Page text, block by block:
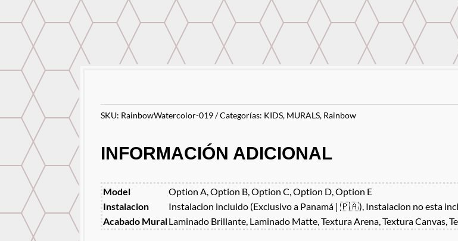
SKU: RainbowWatercolor-019 Categorías: KIDS, MURALS, Rainbow
INFORMACIÓN ADICIONAL
Model
Option A, Option B, Option C, Option D, Option E
Instalacion
Instalacion incluido (Exclusivo a Panamá | 🇵🇦), Instalacion no esta
Acabado MuralLaminado Brillante, Laminado Matte, Textura Arena, Textura Canvas,